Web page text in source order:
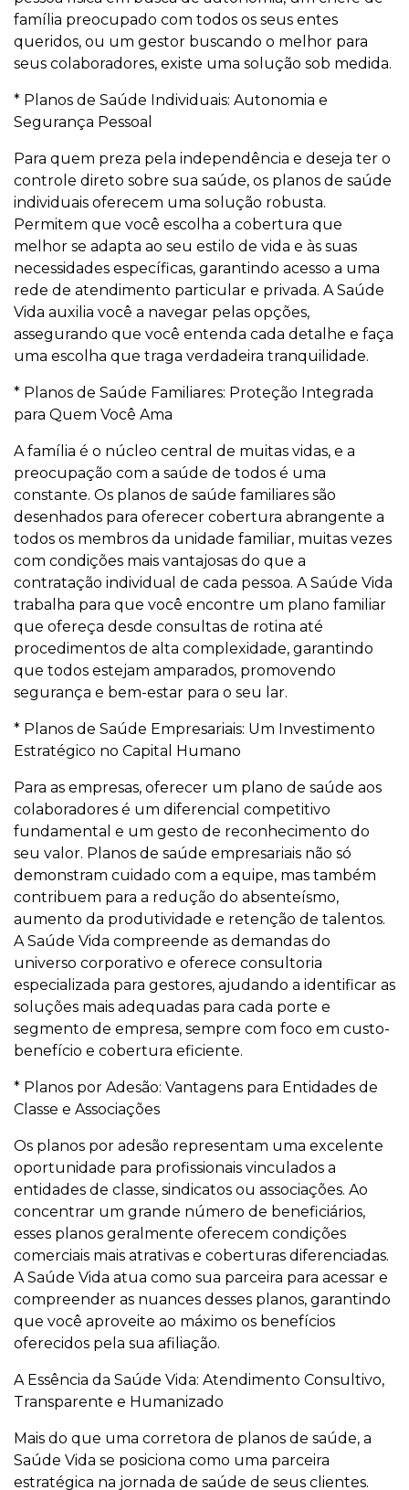
família preocupado com todos os seus entes
queridos, ou um gestor buscando o melhor para
seus colaboradores, existe uma solução sob medida.
* Planos de Saúde Individuais: Autonomia e
Segurança Pessoal
Para quem preza pela independência e deseja ter o
controle direto sobre sua saúde, os planos de saúde
individuais oferecem uma solução robusta.
Permitem que você escolha a cobertura que
melhor se adapta ao seu estilo de vida e às suas
necessidades específicas, garantindo acesso a uma
rede de atendimento particular e privada. A Saúde
Vida auxilia você a navegar pelas opções,
assegurando que você entenda cada detalhe e faça
uma escolha que traga verdadeira tranquilidade.
* Planos de Saúde Familiares: Proteção Integrada
para Quem Você Ama
A família é o núcleo central de muitas vidas, e a
preocupação com a saúde de todos é uma
constante. Os planos de saúde familiares são
desenhados para oferecer cobertura abrangente a
todos os membros da unidade familiar, muitas vezes
com condições mais vantajosas do que a
contratação individual de cada pessoa. A Saúde Vida
trabalha para que você encontre um plano familiar
que ofereça desde consultas de rotina até
procedimentos de alta complexidade, garantindo
que todos estejam amparados, promovendo
segurança e bem-estar para o seu lar.
* Planos de Saúde Empresariais: Um Investimento
Estratégico no Capital Humano
Para as empresas, oferecer um plano de saúde aos
colaboradores é um diferencial competitivo
fundamental e um gesto de reconhecimento do
seu valor. Planos de saúde empresariais não só
demonstram cuidado com a equipe, mas também
contribuem para a redução do absenteísmo,
aumento da produtividade e retenção de talentos.
A Saúde Vida compreende as demandas do
universo corporativo e oferece consultoria
especializada para gestores, ajudando a identificar as
soluções mais adequadas para cada porte e
segmento de empresa, sempre com foco em custo-
benefício e cobertura eficiente.
* Planos por Adesão: Vantagens para Entidades de
Classe e Associações
Os planos por adesão representam uma excelente
oportunidade para profissionais vinculados a
entidades de classe, sindicatos ou associações. Ao
concentrar um grande número de beneficiários,
esses planos geralmente oferecem condições
comerciais mais atrativas e coberturas diferenciadas.
A Saúde Vida atua como sua parceira para acessar e
compreender as nuances desses planos, garantindo
que você aproveite ao máximo os benefícios
oferecidos pela sua afiliação.
A Essência da Saúde Vida: Atendimento Consultivo,
Transparente e Humanizado
Mais do que uma corretora de planos de saúde, a
Saúde Vida se posiciona como uma parceira
estratégica na jornada de saúde de seus clientes.